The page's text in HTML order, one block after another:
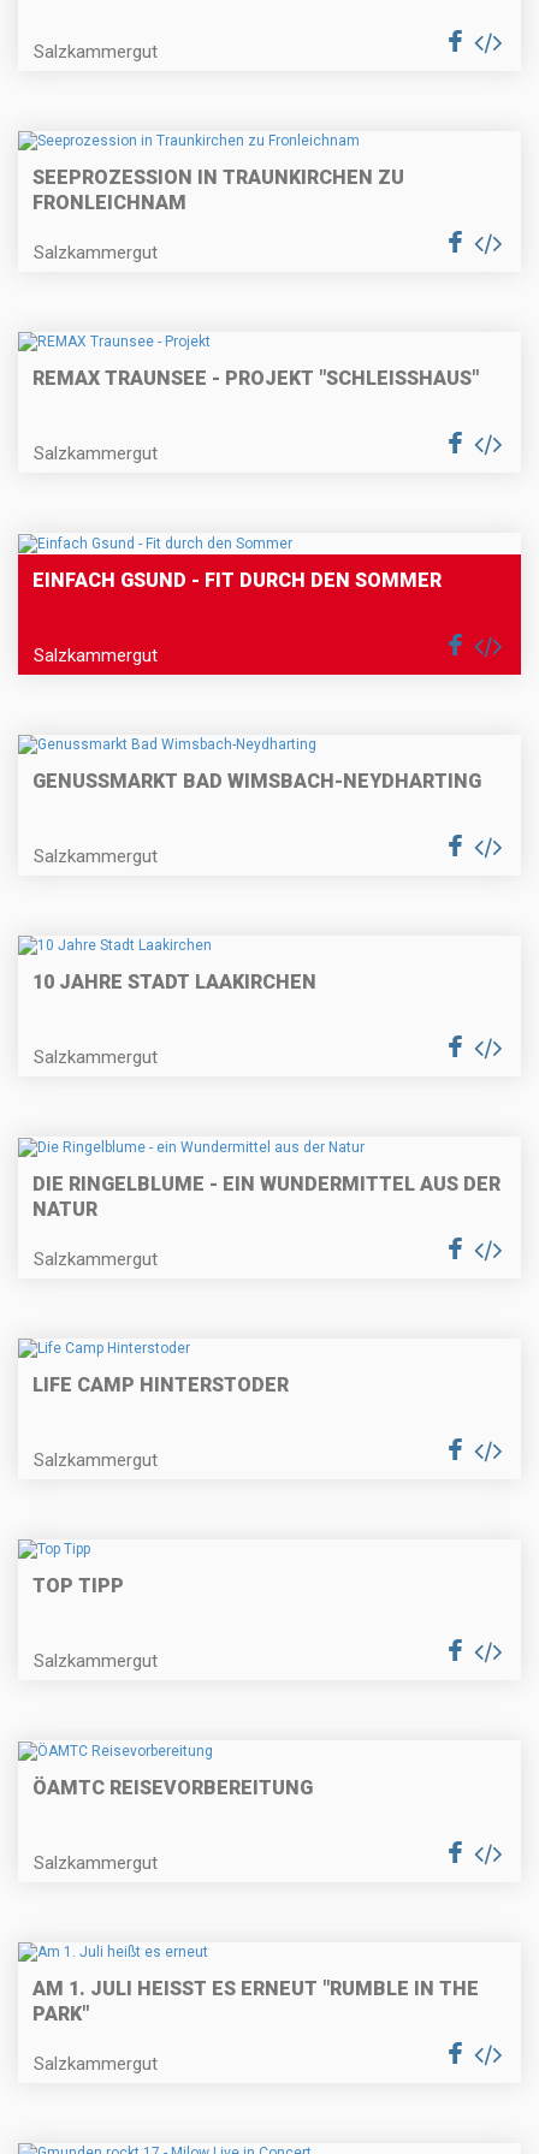
Salzkammergut
SEEPROZESSION IN TRAUNKIRCHEN ZU
FRONLEICHNAM
Salzkammergut
REMAX TRAUNSEE - PROJEKT "SCHLEISSHAUS"
Salzkammergut
EINFACH GSUND - FIT DURCH DEN SOMMER
Salzkammergut
GENUSSMARKT BAD WIMSBACH-NEYDHARTING
Salzkammergut
10 JAHRE STADT LAAKIRCHEN
Salzkammergut
DIE RINGELBLUME - EIN WUNDERMITTEL AUS DER
NATUR
Salzkammergut
LIFE CAMP HINTERSTODER
Salzkammergut
TOP TIPP
Salzkammergut
ÖAMTC REISEVORBEREITUNG
Salzkammergut
AM 1. JULI HEISST ES ERNEUT "RUMBLE IN THE P
ARK"
Salzkammergut